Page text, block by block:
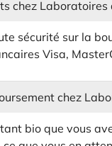
chez Laboratoires
sécurité sur la
Visa,
chez
bio que vous